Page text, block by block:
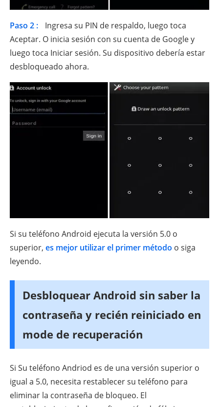
Paso 2 :
Ingresa su PIN de respaldo, luego toca
Aceptar. O inicia sesión con su cuenta de Google y
luego toca Iniciar sesión. Su dispositivo debería estar
desbloqueado ahora.
Si su teléfono Android ejecuta la versión 5.0 o
superior, es mejor utilizar el primer método o siga
leyendo.
Desbloquear Android sin saber la
contraseña y recién reiniciado en
mode de recuperación
Si Su teléfono Andriod es de una versión superior o
igual a 5.0, necesita restablecer su teléfono para
eliminar la contraseña de bloqueo. El